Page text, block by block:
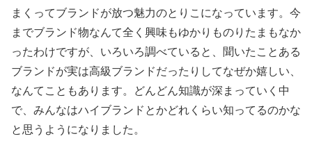
まくってブランドが放つ魅力のとりこになっています。今
までブランド物なんて全く興味もゆかりものりたまもなか
ったわけですが、いろいろ調べていると、聞いたことある
ブランドが実は高級ブランドだったりしてなぜか嬉しい、
なんてこともあります。どんどん知識が深まっていく中
で、みんなはハイブランドとかどれくらい知ってるのかな
と思うようになりました。